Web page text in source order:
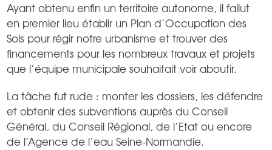
Ayant obtenu enfin un territoire autonome, il fallut
en premier lieu établir un Plan d’Occupation des
Sols pour régir notre urbanisme et trouver des
financements pour les nombreux travaux et projets
que l’équipe municipale souhaitait voir aboutir.
La tâche fut rude : monter les dossiers, les défendre
et obtenir des subventions auprès du Conseil
Général, du Conseil Régional, de l’Etat ou encore
de l’Agence de l’eau Seine-Normandie.